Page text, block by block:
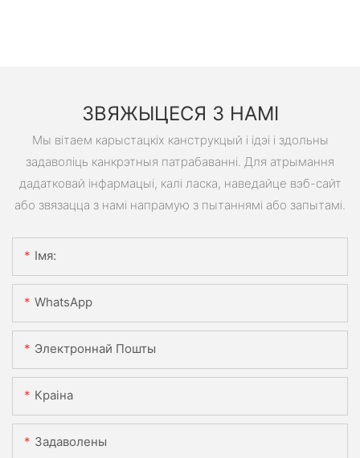
ЗВЯЖЫЦЕСЯ З НАМІ
Мы вітаем карыстацкіх канструкцый і ідэі і здольны
задаволіць канкрэтныя патрабаванні. Для атрымання
дадатковай інфармацыі, калі ласка, наведайце вэб-сайт
або звязацца з намі напрамую з пытаннямі або запытамі.
Імя:
WhatsApp
Электроннай Пошты
Краіна
Задаволены